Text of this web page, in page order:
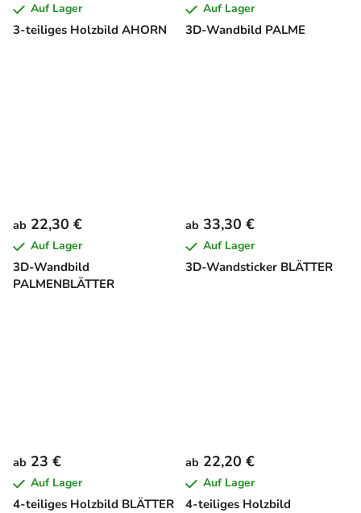
3-teiliges Holzbild AHORN
Auf Lager
3D-Wandbild PALME
Auf Lager
3D-Wandbild
PALMENBLÄTTER
ab 22,30 €
Auf Lager
3D-Wandsticker BLÄTTER
ab 33,30 €
Auf Lager
4-teiliges Holzbild BLÄTTER
ab 23 €
Auf Lager
4-teiliges Holzbild
ab 22,20 €
Auf Lager